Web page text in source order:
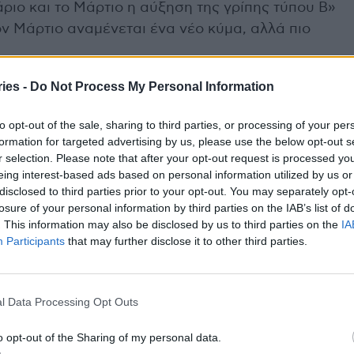
- Do Not Process My Personal Information
opt-out of the sale, sharing to third parties, or processing of your
for targeted advertising by us, please use the below opt-out
selection. Please note that after your opt-out request is processed
interest-based ads based on personal information utilized by us
to third parties prior to your opt-out. You may separately
of your personal information by third parties on the IAB’s list of
This information may also be disclosed by us to third parties on the
Participants that may further disclose it to other third parties.
Data Processing Opt Outs
opt-out of the Sharing of my personal data.
και το Μάρτιο η αύξηση της γρίπης τύπου Β»
Μάρτιο αναμένεται ένα νέο κύμα, αλλά πιο
τις γιορτές
στα λύματα της Περιφέρειας Αττικής ο κ.
ουσιών που παρατηρείται τις μέρες
ευρήματα για τη διάδοση της κοκαΐνης, τόνισε
η χρήση εκτινάσσεται από το 1 κιλό την
δεδομένο ότι μέσα στις γιορτές κι αυτό το
και δημοσιεύσεις, γίνεται κατάχρηση»
οικονομική κρίση που έρχεται από το